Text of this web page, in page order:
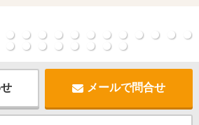
メールで問合せ